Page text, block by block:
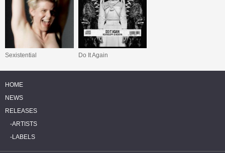
Sexistential Do It Again
HOME
NEWS
RELEASES
ARTISTS
LABELS